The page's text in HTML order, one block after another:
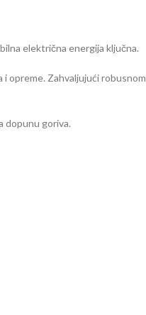
električna energija ključna.
opreme. Zahvaljujući
dopunu goriva.